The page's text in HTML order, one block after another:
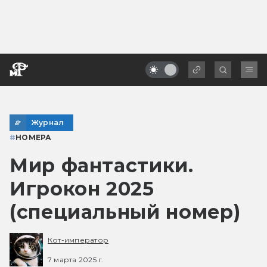
Журнал
#НОМЕРА
Мир фантастики.
Игрокон 2025
(специальный номер)
Кот-император
7 марта 2025 г.